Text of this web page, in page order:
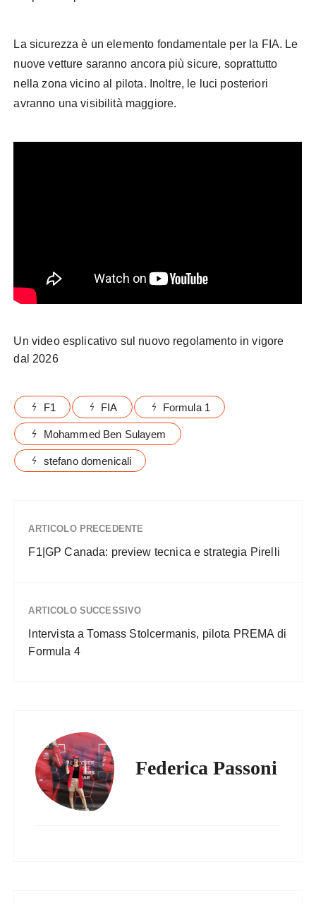
La sicurezza è un elemento fondamentale per la FIA. Le
nuove vetture saranno ancora più sicure, soprattutto
nella zona vicino al pilota. Inoltre, le luci posteriori
avranno una visibilità maggiore.
Un video esplicativo sul nuovo regolamento in vigore
dal 2026
F1 FIA Formula 1
Mohammed Ben Sulayem
stefano domenicali
ARTICOLO PRECEDENTE
F1|GP Canada: preview tecnica e strategia Pirelli
ARTICOLO SUCCESSIVO
Intervista a Tomass Stolcermanis, pilota PREMA di
Formula 4
Federica Passoni